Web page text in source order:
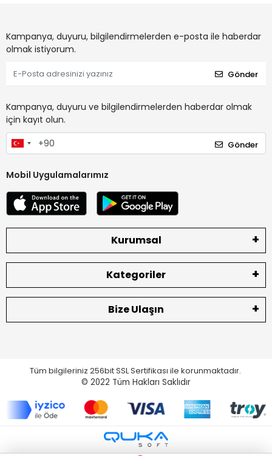
Kampanya, duyuru, bilgilendirmelerden e-posta ile haberdar
olmak istiyorum.
Gönder
Kampanya, duyuru ve bilgilendirmelerden haberdar olmak
için kayıt olun.
Gönder
Mobil Uygulamalarımız
Kurumsal
Kategoriler
Bize Ulaşın
Tüm bilgileriniz 256bit SSL Sertifikası ile korunmaktadır.
© 2022 Tüm Hakları Saklıdır